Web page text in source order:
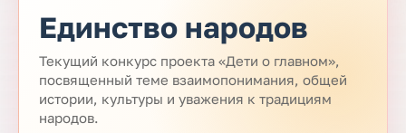
Единство народов
Текущий конкурс проекта «Дети о главном»,
посвященный теме взаимопонимания, общей
истории, культуры и уважения к традициям
народов.